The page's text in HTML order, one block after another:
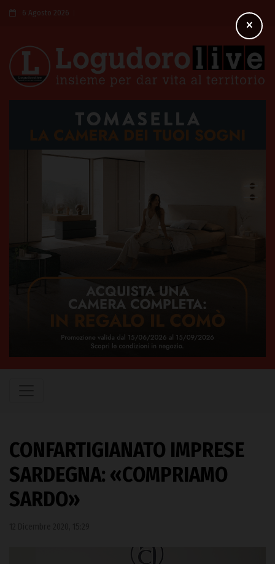
6 Agosto 2026
CONFARTIGIANATO IMPRESE
SARDEGNA: «COMPRIAMO
SARDO»
×